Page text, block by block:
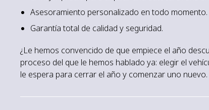
Asesoramiento personalizado en todo momento.
Garantía total de calidad y seguridad.
¿Le hemos convencido de que empiece el año
proceso del que le hemos hablado ya: elegir el
le espera para cerrar el año y comenzar uno nuevo.